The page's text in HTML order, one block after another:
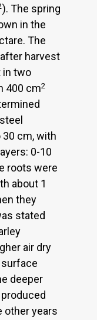
). The spring
in the
The
harvest
in two
400 cm2
30 cm, with
0-10
roots were
about 1
they
stated
air dry
deeper
other years